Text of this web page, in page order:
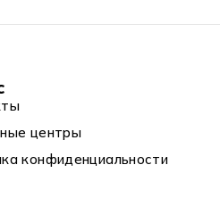
центры
конфиденциальности